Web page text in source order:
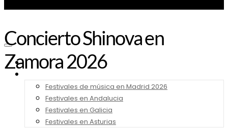
Noticias
Festivales de música en Madrid 2026
Festivales en Andalucia
Festivales en Galicia
Festivales en Asturias
Concierto Shinova en
Zamora 2026